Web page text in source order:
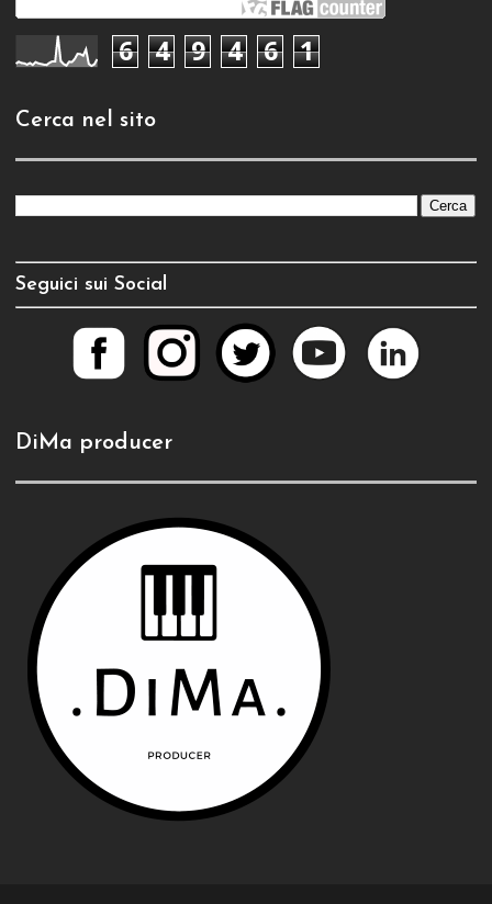
6 4 9 4 6 1
Cerca nel sito
Seguici sui Social
DiMa producer